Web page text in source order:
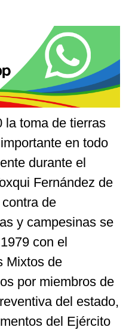
la toma de tierras
en todo
durante el
Fernández de
de
y campesinas se
con el
Mixtos de
por miembros de
del estado,
del Ejército